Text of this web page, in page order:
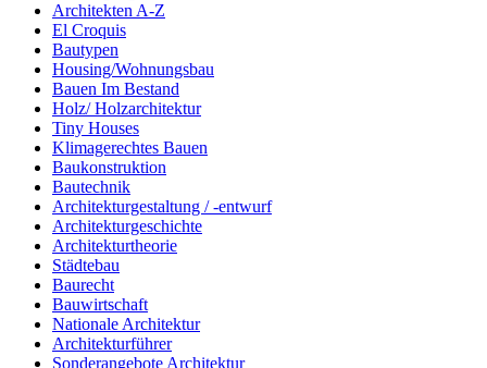
Architekten A-Z
El Croquis
Bautypen
Housing/Wohnungsbau
Bauen Im Bestand
Holz/ Holzarchitektur
Tiny Houses
Klimagerechtes Bauen
Baukonstruktion
Bautechnik
Architekturgestaltung / -entwurf
Architekturgeschichte
Architekturtheorie
Städtebau
Baurecht
Bauwirtschaft
Nationale Architektur
Architekturführer
Sonderangebote Architektur